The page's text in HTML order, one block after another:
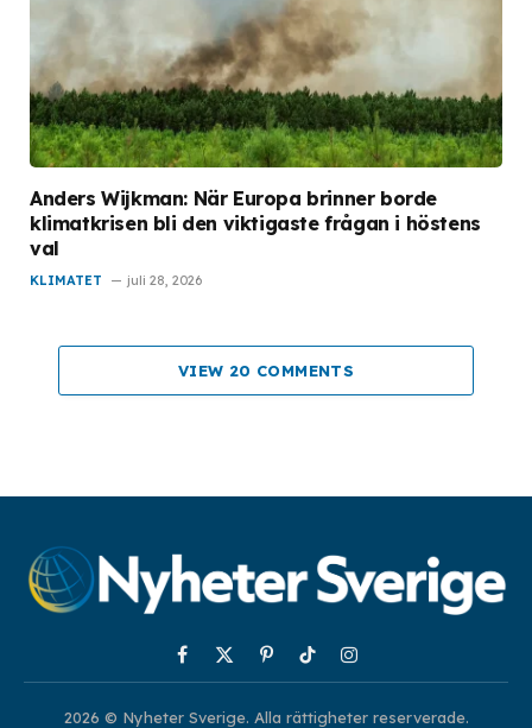
Anders Wijkman: När Europa brinner borde
klimatkrisen bli den viktigaste frågan i höstens
val
KLIMATET juli 28, 2026
VIEW 20 COMMENTS
Facebook
X
(Twitter)
PinterestTikTokInstagram
2026 © Nyheter Sverige. Alla rättigheter reserverade.